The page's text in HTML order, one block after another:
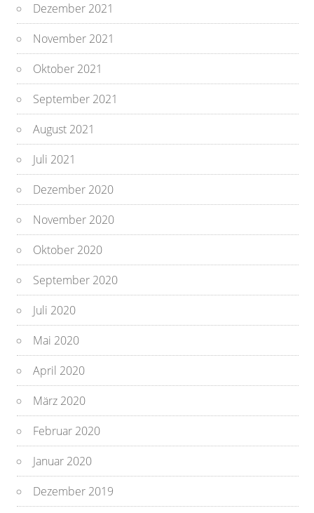
Dezember 2021
November 2021
Oktober 2021
September 2021
August 2021
Juli 2021
Dezember 2020
November 2020
Oktober 2020
September 2020
Juli 2020
Mai 2020
April 2020
März 2020
Februar 2020
Januar 2020
Dezember 2019